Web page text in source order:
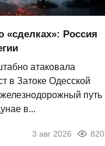
«сделках»: Россия
атаковала
в Затоке Одесской
путь
в...
3 авг 2026 820